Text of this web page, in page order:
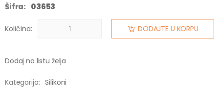
Šifra: 03653
Količina: DODAJTE U KORPU
Dodaj na listu želja
Kategorija: Silikoni